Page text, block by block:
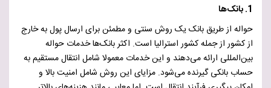
1. بانک‌ها
حواله از طریق بانک یک روش سنتی و مطمئن برای ارسال پول به خارج
از کشور از جمله کشور استرالیا است. اکثر بانک‌ها خدمات حواله
بین‌المللی ارائه می‌دهند و این خدمات معمولا شامل انتقال مستقیم به
حساب بانکی گیرنده می‌شود. مزایای این روش شامل امنیت بالا و